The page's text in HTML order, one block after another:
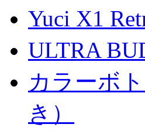
Yuci X1
ULTRA
カラーボ
き）